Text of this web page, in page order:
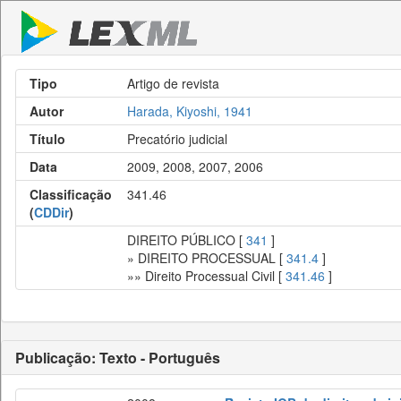
Tipo
Artigo de revista
Autor
Harada, Kiyoshi, 1941
Título
Precatório judicial
Data
2009, 2008, 2007, 2006
Classificação
(CDDir)
341.46
DIREITO PÚBLICO [ 341 ]
» DIREITO PROCESSUAL [ 341.4 ]
»» Direito Processual Civil [ 341.46 ]
Publicação: Texto - Português